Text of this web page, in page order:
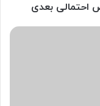
احتمالی بعدی